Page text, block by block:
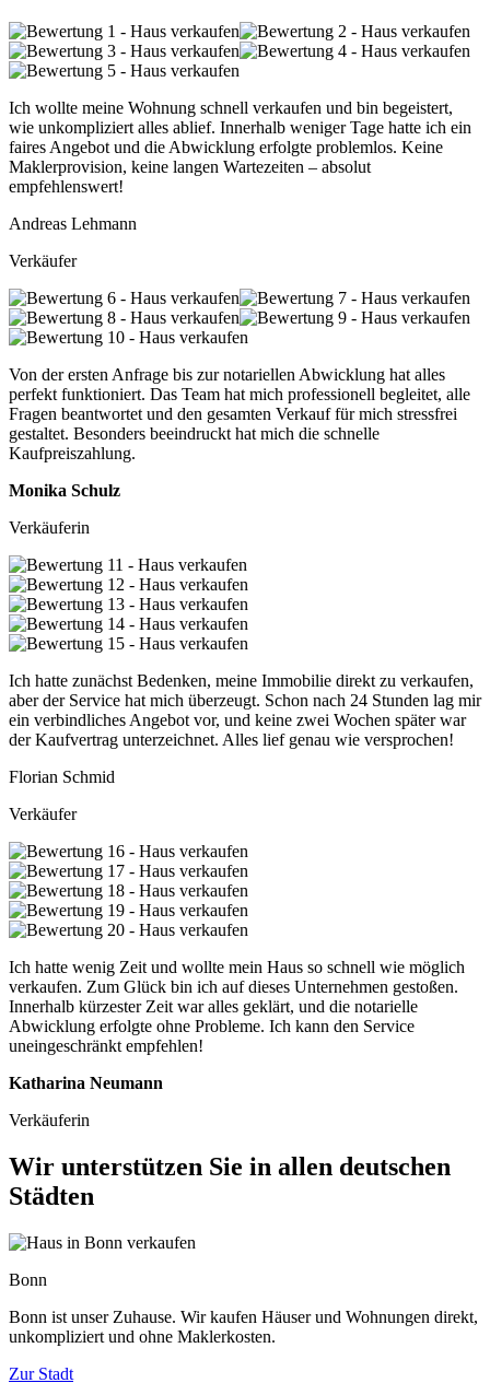
Ich wollte meine Wohnung schnell verkaufen und bin begeistert,
wie unkompliziert alles ablief. Innerhalb weniger Tage hatte ich ein
faires Angebot und die Abwicklung erfolgte problemlos. Keine
Maklerprovision, keine langen Wartezeiten – absolut
empfehlenswert!
Andreas Lehmann
Verkäufer
Von der ersten Anfrage bis zur notariellen Abwicklung hat alles
perfekt funktioniert. Das Team hat mich professionell begleitet, alle
Fragen beantwortet und den gesamten Verkauf für mich stressfrei
gestaltet. Besonders beeindruckt hat mich die schnelle
Kaufpreiszahlung.
Monika Schulz
Verkäuferin
Ich hatte zunächst Bedenken, meine Immobilie direkt zu verkaufen,
aber der Service hat mich überzeugt. Schon nach 24 Stunden lag mir
ein verbindliches Angebot vor, und keine zwei Wochen später war
der Kaufvertrag unterzeichnet. Alles lief genau wie versprochen!
Florian Schmid
Verkäufer
Ich hatte wenig Zeit und wollte mein Haus so schnell wie möglich
verkaufen. Zum Glück bin ich auf dieses Unternehmen gestoßen.
Innerhalb kürzester Zeit war alles geklärt, und die notarielle
Abwicklung erfolgte ohne Probleme. Ich kann den Service
uneingeschränkt empfehlen!
Katharina Neumann
Verkäuferin
Wir unterstützen Sie in allen deutschen
Städten
Bonn
Bonn ist unser Zuhause. Wir kaufen Häuser und Wohnungen direkt,
unkompliziert und ohne Maklerkosten.
Zur Stadt